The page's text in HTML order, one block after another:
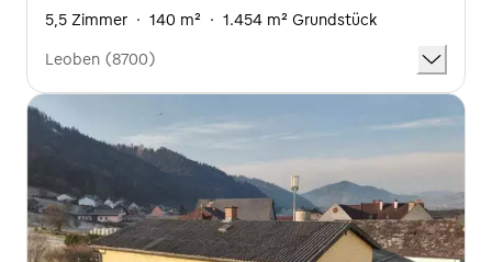
5,5 Zimmer · 140 m² · 1.454 m² Grundstück
Leoben (8700)